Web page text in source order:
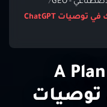
استراتيجية شركة A Plan لظهور موقعك في توصيات ChatGPT
استراتيجية شركة A Plan